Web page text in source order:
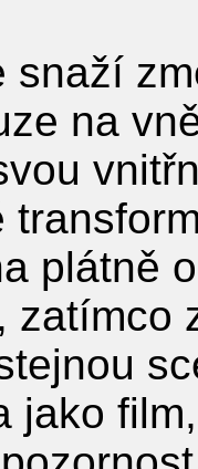
snaží
na
plátně
zatímco
jako